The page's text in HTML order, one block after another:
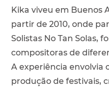
Kika viveu em Buenos
partir de 2010, onde
Solistas No Tan Solas,
compositoras de
A experiência envolvia
produção de festivais,